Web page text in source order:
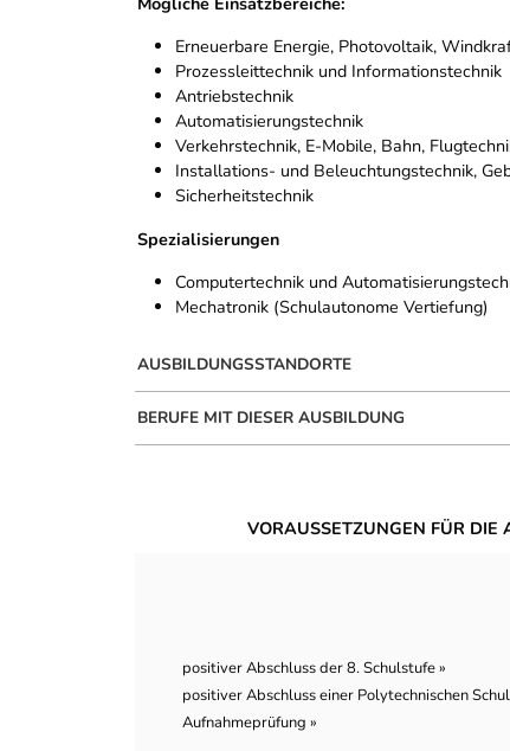
Erneuerbare Energie, Photovoltaik,
Prozessleittechnik und Informationstechnik
Antriebstechnik
Automatisierungstechnik
Verkehrstechnik, E-Mobile, Bahn,
Installations- und Beleuchtungstechnik,
Sicherheitstechnik
Spezialisierungen
Computertechnik und
Mechatronik (Schulautonome Vertiefung)
AUSBILDUNGSSTANDORTE
BERUFE MIT DIESER AUSBILDUNG
VORAUSSETZUNGEN FÜR DIE
positiver Abschluss der 8. Schulstufe »
positiver Abschluss einer Polytechnischen
Aufnahmeprüfung »